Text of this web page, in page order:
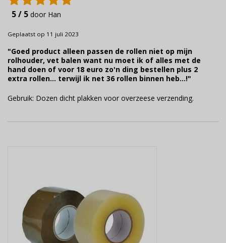
5 / 5 door Han
Geplaatst op 11 juli 2023
"Goed product alleen passen de rollen niet op mijn
rolhouder, vet balen want nu moet ik of alles met de
hand doen of voor 18 euro zo'n ding bestellen plus 2
extra rollen... terwijl ik net 36 rollen binnen heb...!"
Gebruik: Dozen dicht plakken voor overzeese verzending.